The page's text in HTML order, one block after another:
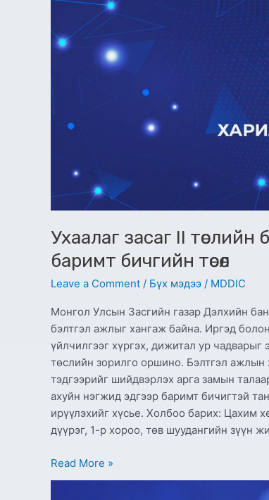
Ухаалаг засаг II
баримт бичгийн төсөл
Leave a Comment / Бүх мэдээ / MDDIC
Монгол Улсын Засгийн газар Дэлхийн
бэлтгэл ажлыг хангаж байна. Иргэд
үйлчилгээг хүргэх, дижитал ур
төслийн зорилго оршино. Бэлтгэл ажлын
тэдгээрийг шийдвэрлэх арга замын
ахуйн нэгжид эдгээр баримт бичигтэй
ирүүлэхийг хүсье. Холбоо барих: Цахим
дүүрэг, 1-р хороо, төв шуудангийн зүүн
байгаль
орчин,
нийгмийн
хамгааллын
Read More »